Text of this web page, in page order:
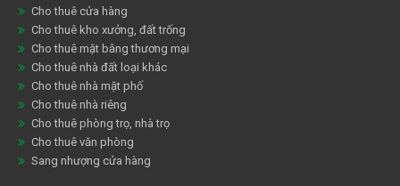
Cho thuê cửa hàng
Cho thuê kho xưởng, đất trống
Cho thuê mặt bằng thương mại
Cho thuê nhà đất loại khác
Cho thuê nhà mặt phố
Cho thuê nhà riêng
Cho thuê phòng trọ, nhà trọ
Cho thuê văn phòng
Sang nhượng cửa hàng